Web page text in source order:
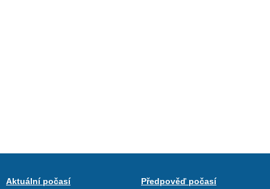
Aktuální počasí
Předpověď počasí